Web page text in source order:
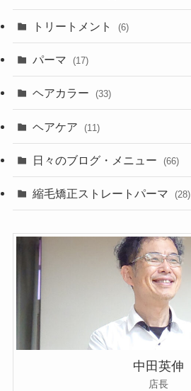
トリートメント (6)
パーマ (17)
ヘアカラー (33)
ヘアケア (11)
日々のブログ・メニュー (66)
縮毛矯正ストレートパーマ (28)
中田英伸
店長